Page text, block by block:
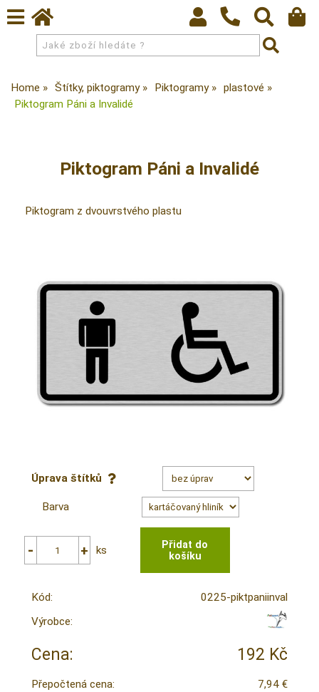
Home Štítky, piktogramy Piktogramy
plastové
Piktogram Páni a Invalidé
Piktogram Páni a Invalidé
Piktogram z dvouvrstvého plastu
Úprava štítků
Barva
ks
Kód:
0225-piktpaniinval
Výrobce:
Cena: 192 Kč
Přepočtená cena:
7,94 €